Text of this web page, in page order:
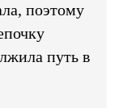
поэтому
путь в